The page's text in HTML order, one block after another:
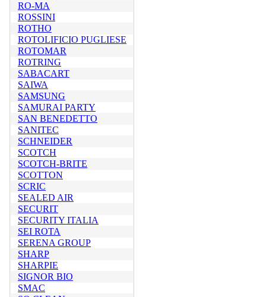
RO-MA
ROSSINI
ROTHO
ROTOLIFICIO PUGLIESE
ROTOMAR
ROTRING
SABACART
SAIWA
SAMSUNG
SAMURAI PARTY
SAN BENEDETTO
SANITEC
SCHNEIDER
SCOTCH
SCOTCH-BRITE
SCOTTON
SCRIC
SEALED AIR
SECURIT
SECURITY ITALIA
SEI ROTA
SERENA GROUP
SHARP
SHARPIE
SIGNOR BIO
SMAC